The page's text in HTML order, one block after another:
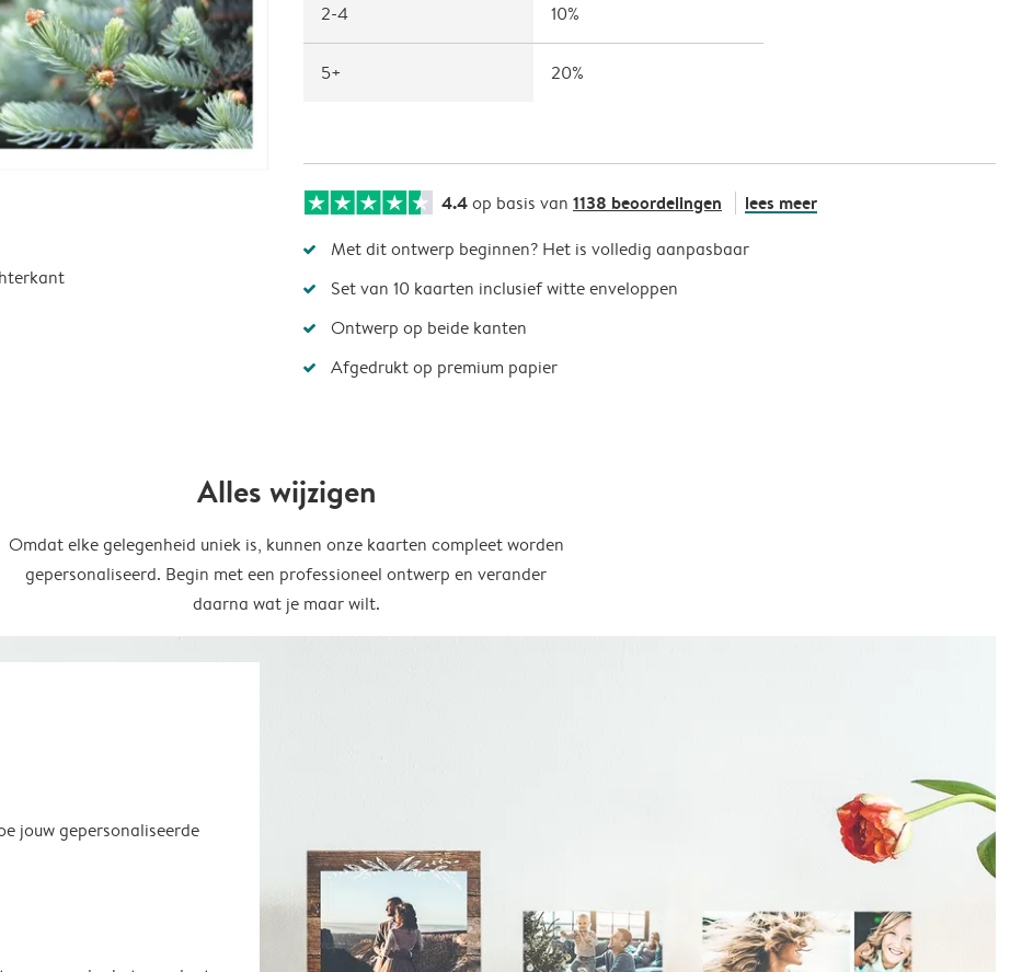
2-4 10%
5+ 20%
4.4op basis van 1138 beoordelingen lees meer
Met dit ontwerp beginnen? Het is volledig aanpasbaar
Set van 10 kaarten inclusief witte enveloppen
Ontwerp op beide kanten
Afgedrukt op premium papier
Alles wijzigen
Omdat elke gelegenheid uniek is, kunnen onze kaarten compleet worden
gepersonaliseerd. Begin met een professioneel ontwerp en verander
daarna wat je maar wilt.
jouw gepersonaliseerde